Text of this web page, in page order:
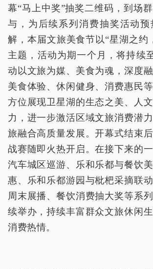
幕“马上中奖”抽奖二维码，到场
与，为后续系列消费抽奖活动预
解，本届文旅美食节以“星湖之约
主题，活动为期一个月，将持续
动以文旅为媒、美食为魂，深度融
美食体验、休闲健身、消费惠民
方位展现卫星湖的生态之美、人
力，进一步激活区域文旅消费潜
旅融合高质量发展。开幕式结束
战赛随即火热开启。在接下来的
汽车城区巡游、乐和乐都与餐饮
惠、乐和乐都游园与枇杷采摘联
周末展播、餐饮消费抽大奖等系
续举办，持续丰富群众文旅休闲
消费热情。